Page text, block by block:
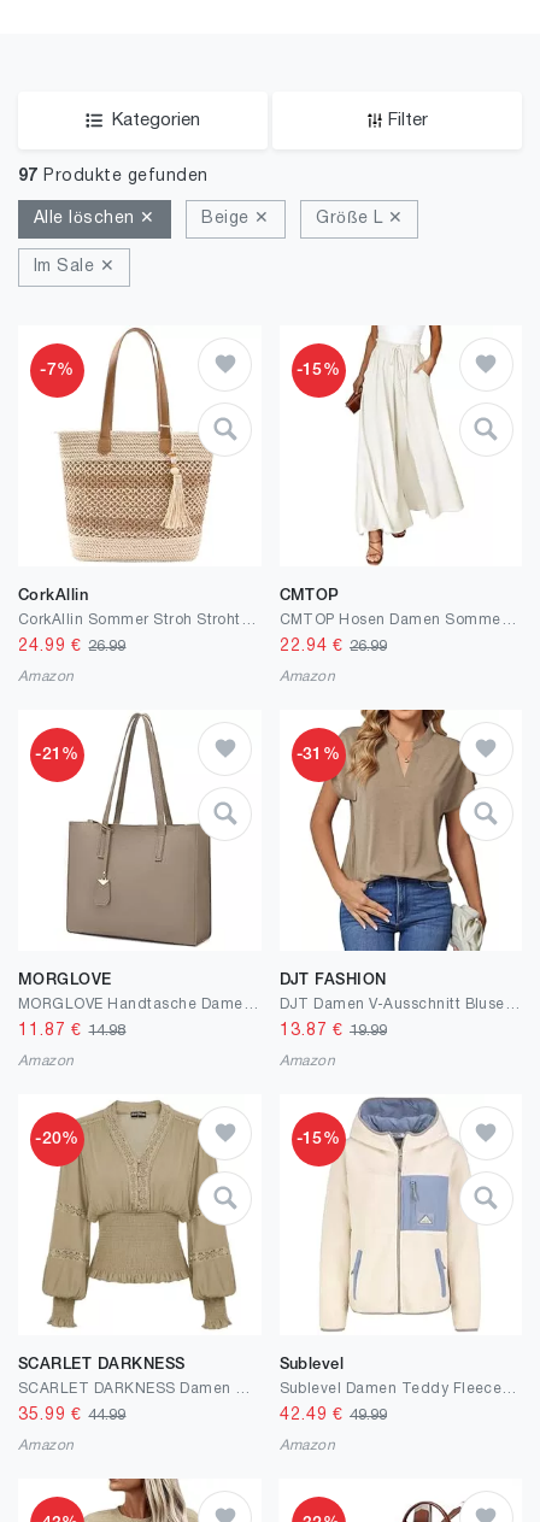
Kategorien Filter
97 Produkte gefunden
Alle löschen ✕ Beige ✕ Größe L ✕
Im Sale ✕
-7%
CorkAllin
24.99 €26.99
Amazon
-15%
CMTOP
22.94 € 26.99
Amazon
-21%
MORGLOVE
11.87 €14.98
Amazon
-31%
DJT FASHION
13.87 € 19.99
Amazon
-20%
SCARLET DARKNESS
35.99 €44.99
Amazon
-15%
Sublevel
42.49 € 49.99
Amazon